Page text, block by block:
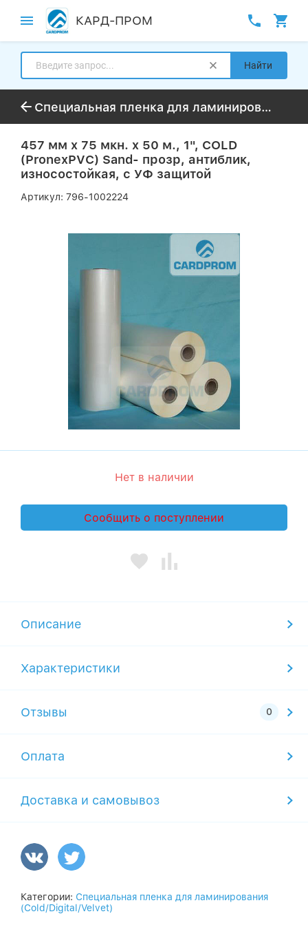
КАРД-ПРОМ
Найти
Специальная пленка для ламинирования (Cold/Digital/Velvet)
457 мм x 75 мкн. x 50 м., 1", COLD
(PronexPVC) Sand- прозр, антиблик,
износостойкая, с УФ защитой
Артикул: 796-1002224
Нет в наличии
Сообщить о поступлении
Описание
Характеристики
Отзывы
Оплата
Доставка и самовывоз
Категории: Специальная пленка для ламинирования
(Cold/Digital/Velvet)